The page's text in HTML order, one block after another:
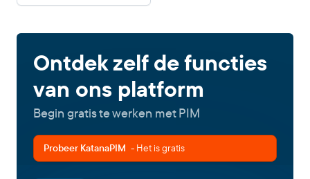
Ontdek zelf de functies
van ons platform
Begin gratis te werken met PIM
Probeer KatanaPIM - Het is gratis